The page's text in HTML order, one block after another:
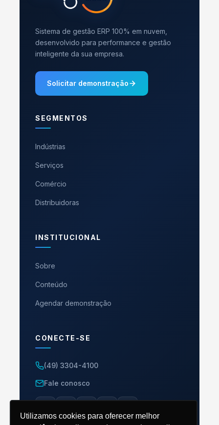
Utilizamos cookies para oferecer melhor
Sistema de gestão ERP 100% em nuvem,
desenvolvido para performance e gestão
inteligente da sua empresa.
Solicitar demonstração
SEGMENTOS
Indústrias
Serviços
Comércio
Distribuidoras
INSTITUCIONAL
Sobre
Conteúdo
Agendar demonstração
CONECTE-SE
(49) 3304-4100
Fale conosco